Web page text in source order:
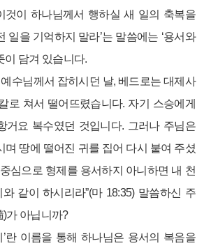
것이 하나님께서 행하실 새 일의 축복을
일을 기억하지 말라’는 말씀에는 ‘용서와
이 담겨 있습니다.
수님께서 잡히시던 날, 베드로는 대제사
로 쳐서 떨어뜨렸습니다. 자기 스승에게
거요 복수였던 것입니다. 그러나 주님은
며 땅에 떨어진 귀를 집어 다시 붙여 주셨
심으로 형제를 용서하지 아니하면 내 천
같이 하시리라”(마 18:35) 말씀하신 주
)가 아닙니까?
’란 이름을 통해 하나님은 용서의 복음을